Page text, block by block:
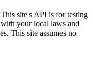
This site's API is for testing
your local laws and
This site assumes no